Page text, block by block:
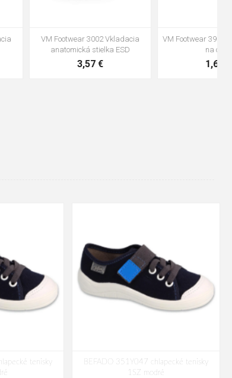
3600 Impregnace
Vložka Bennon ABSORBA XTR
tenisky
BEFADO 351Y047 chlapecké tenisky
1SZ modré